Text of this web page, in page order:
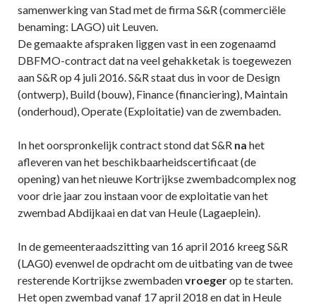
samenwerking van Stad met de firma S&R (commerciële
benaming: LAGO) uit Leuven.
De gemaakte afspraken liggen vast in een zogenaamd
DBFMO-contract dat na veel gehakketak is toegewezen
aan S&R op 4 juli 2016. S&R staat dus in voor de Design
(ontwerp), Build (bouw), Finance (financiering), Maintain
(onderhoud), Operate (Exploitatie) van de zwembaden.
In het oorspronkelijk contract stond dat S&R na het
afleveren van het beschikbaarheidscertificaat (de
opening) van het nieuwe Kortrijkse zwembadcomplex nog
voor drie jaar zou instaan voor de exploitatie van het
zwembad Abdijkaai en dat van Heule (Lagaeplein).
In de gemeenteraadszitting van 16 april 2016 kreeg S&R
(LAG0) evenwel de opdracht om de uitbating van de twee
resterende Kortrijkse zwembadenvroegerop te starten.
Het open zwembad vanaf 17 april 2018 en dat in Heule